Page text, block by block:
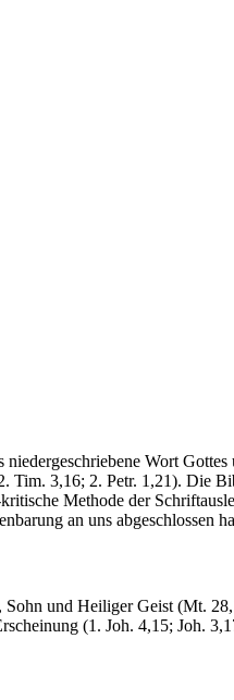
Wort
3,16; 2. Petr. 1,21). Die
Methode der
an uns abgeschlossen
und Heiliger Geist (Mt.
(1. Joh. 4,15; Joh.